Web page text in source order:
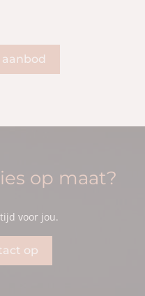
aanbod
op maat?
voor jou.
op